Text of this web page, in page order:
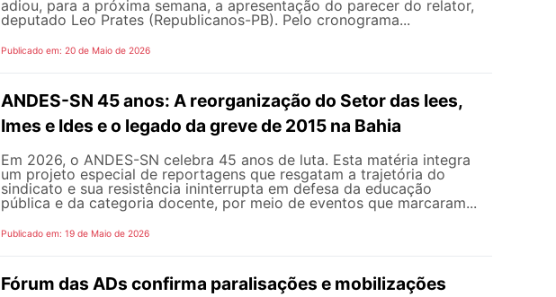
adiou, para a próxima semana, a apresentação do parecer do relator,
deputado Leo Prates (Republicanos-PB). Pelo cronograma...
Publicado em: 20 de Maio de 2026
ANDES-SN 45 anos: A reorganização do Setor das Iees,
Imes e Ides e o legado da greve de 2015 na Bahia
Em 2026, o ANDES-SN celebra 45 anos de luta. Esta matéria integra
um projeto especial de reportagens que resgatam a trajetória do
sindicato e sua resistência ininterrupta em defesa da educação
pública e da categoria docente, por meio de eventos que marcaram...
Publicado em: 19 de Maio de 2026
Fórum das ADs confirma paralisações e mobilizações